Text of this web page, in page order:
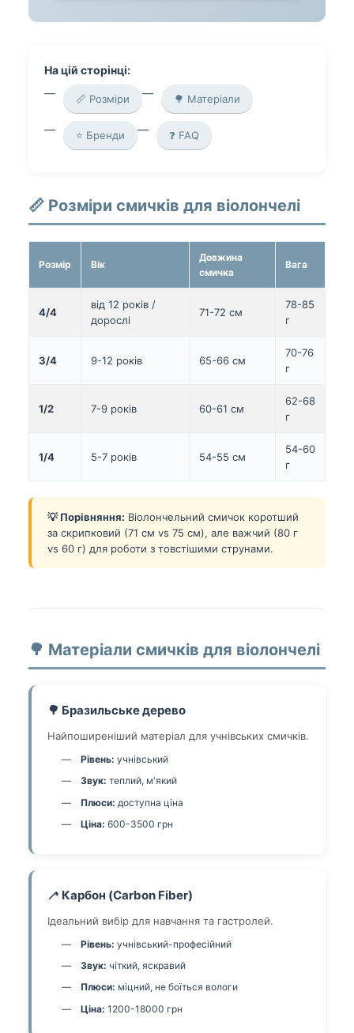
На цій сторінці:
📏 Розміри 🌳 Матеріали
⭐ Бренди ❓ FAQ
📏 Розміри смичків для віолончелі
Розмір Вік
Довжина
смичка
Вага
4/4
від 12 років /
дорослі
71-72 см
78-85
г
3/4 9-12 років 65-66 см
70-76
г
1/2 7-9 років 60-61 см
62-68
г
1/4 5-7 років 54-55 см
54-60
г
💡 Порівняння: Віолончельний смичок коротший
за скрипковий (71 см vs 75 см), але важчий (80 г
vs 60 г) для роботи з товстішими струнами.
🌳 Матеріали смичків для віолончелі
🌳 Бразильське дерево
Найпоширеніший матеріал для учнівських смичків.
Рівень: учнівський
Звук: теплий, м'який
Плюси: доступна ціна
Ціна: 600-3500 грн
🦯 Карбон (Carbon Fiber)
Ідеальний вибір для навчання та гастролей.
Рівень: учнівський-професійний
Звук: чіткий, яскравий
Плюси: міцний, не боїться вологи
Ціна: 1200-18000 грн